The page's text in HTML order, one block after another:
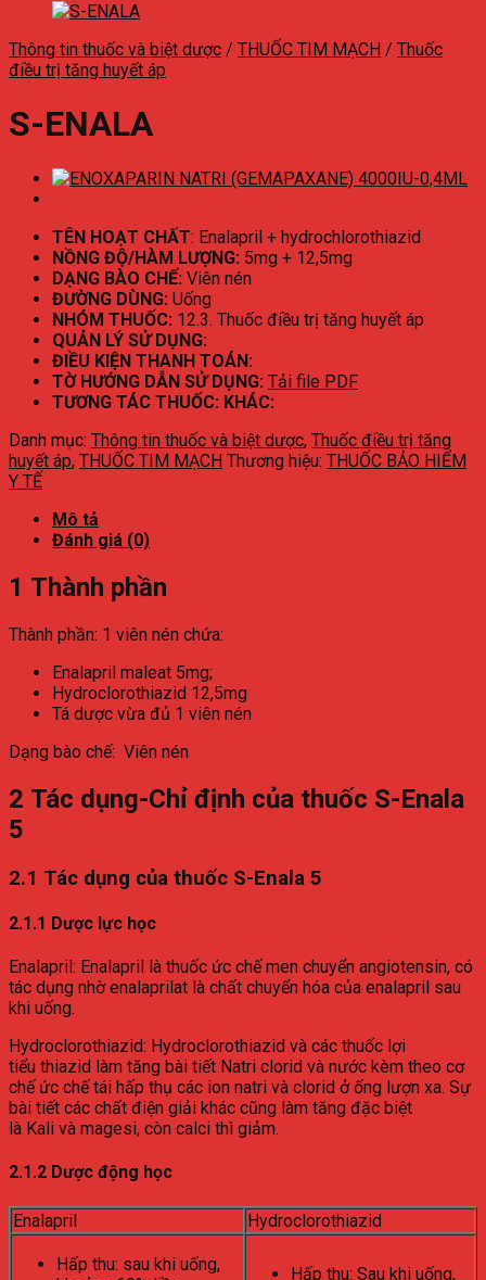
Thông tin thuốc và biệt dược / THUỐC TIM MẠCH / Thuốc
điều trị tăng huyết áp
S-ENALA
TÊN HOẠT CHẤT: Enalapril + hydrochlorothiazid
NỒNG ĐỘ/HÀM LƯỢNG: 5mg + 12,5mg
DẠNG BÀO CHẾ: Viên nén
ĐƯỜNG DÙNG: Uống
NHÓM THUỐC: 12.3. Thuốc điều trị tăng huyết áp
QUẢN LÝ SỬ DỤNG:
ĐIỀU KIỆN THANH TOÁN:
TỜ HƯỚNG DẪN SỬ DỤNG: Tải file PDF
TƯƠNG TÁC THUỐC: KHÁC:
Danh mục: Thông tin thuốc và biệt dược, Thuốc điều trị tăng
huyết áp, THUỐC TIM MẠCH Thương hiệu: THUỐC BẢO HIỂM
Y TẾ
Mô tả
Đánh giá (0)
1 Thành phần
Thành phần: 1 viên nén chứa:
Enalapril maleat 5mg;
Hydroclorothiazid 12,5mg
Tá dược vừa đủ 1 viên nén
Dạng bào chế: Viên nén
2 Tác dụng-Chỉ định của thuốc S-Enala
5
2.1 Tác dụng của thuốc S-Enala 5
2.1.1 Dược lực học
Enalapril: Enalapril là thuốc ức chế men chuyển angiotensin, có
tác dụng nhờ enalaprilat là chất chuyển hóa của enalapril sau
khi uống.
Hydroclorothiazid: Hydroclorothiazid và các thuốc lợi
tiểu thiazid làm tăng bài tiết Natri clorid và nước kèm theo cơ
chế ức chế tái hấp thụ các ion natri và clorid ở ống lượn xa. Sự
bài tiết các chất điện giải khác cũng làm tăng đặc biệt
là Kali và magesi, còn calci thì giảm.
2.1.2 Dược động học
Enalapril Hydroclorothiazid
Hấp thu: sau khi uống,
Hấp thu: Sau khi uống,